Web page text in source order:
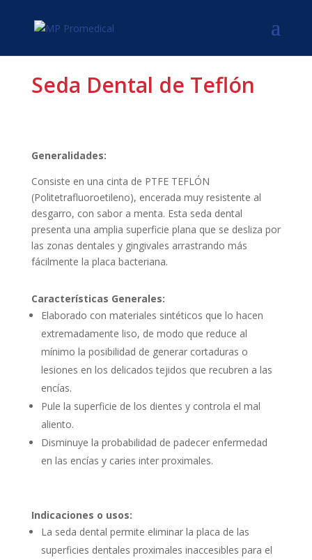
Seda Dental de Teflón
Generalidades:
Consiste en una cinta de PTFE TEFLÓN
(Politetrafluoroetileno), encerada muy resistente al
desgarro, con sabor a menta. Esta seda dental
presenta una amplia superficie plana que se desliza por
las zonas dentales y gingivales arrastrando más
fácilmente la placa bacteriana.
Características Generales:
Elaborado con materiales sintéticos que lo hacen
extremadamente liso, de modo que reduce al
mínimo la posibilidad de generar cortaduras o
lesiones en los delicados tejidos que recubren a las
encías.
Pule la superficie de los dientes y controla el mal
aliento.
Disminuye la probabilidad de padecer enfermedad
en las encías y caries inter proximales.
Indicaciones o usos:
La seda dental permite eliminar la placa de las
superficies dentales proximales inaccesibles para el